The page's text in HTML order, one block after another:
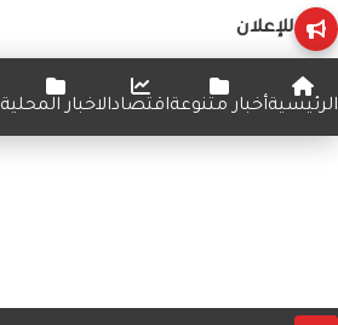
للإعلان
الرئيسيةأخبار متنوعةاقتصادالاخبار المحلية